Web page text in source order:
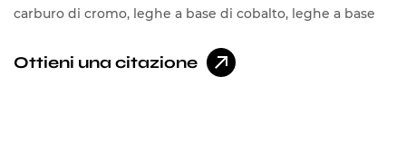
carburo di cromo, leghe a base di cobalto, leghe a base
Ottieni una citazione